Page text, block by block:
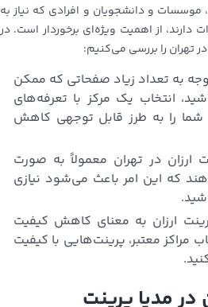
و دانشجویان و افرادی که نیاز به
دارند، از اهمیت ویژه‌ای برخوردار است. در
تهران را بررسی می‌کنیم:
به تعداد زیاد صفحاتی که ممکن
انتخاب یک مرکز با تعرفه‌های
شما را به طرز قابل توجهی کاهش
ارزان در تهران معمولاً به صورت
که این امر باعث می‌شود نیازی
ارزان به معنای کاهش کیفیت
مراکز معتبر، پرینت‌هایی با کیفیت
در مدیا پرینت